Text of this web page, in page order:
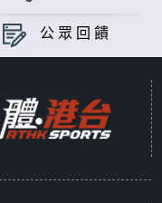
公眾回饋